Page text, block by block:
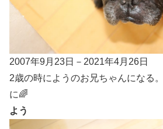
2007年9月23日－2021年4月26日
2歳の時にようのお兄ちゃんになる
に🌈
よう